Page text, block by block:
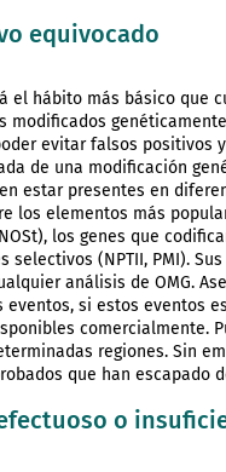
equivocado
el hábito más básico que
modificados
evitar falsos positivos
de una modificación
estar presentes en
los elementos más
los genes que
selectivos (NPTII, PMI).
análisis de OMG.
eventos, si estos eventos
comercialmente.
regiones. Sin
que han escapado
o